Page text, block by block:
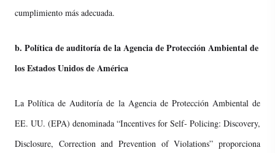
cumplimiento más adecuada.
b. Política de auditoría de la Agencia de Protección Ambiental de
los Estados Unidos de América
La Política de Auditoría de la Agencia de Protección Ambiental de
EE. UU. (EPA) denominada “Incentives for Self- Policing: Discovery,
Disclosure, Correction and Prevention of Violations” proporciona